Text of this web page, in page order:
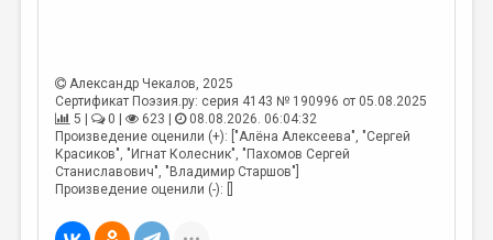
Александр Чекалов, 2025
Сертификат Поэзия.ру: серия 4143 № 190996 от 05.08.2025
5 |
0 | 623 |
08.08.2026. 06:04:32
Произведение оценили (+): ["Алёна Алексеева", "Сергей
Красиков", "Игнат Колесник", "Пахомов Сергей
Станиславович", "Владимир Старшов"]
Произведение оценили (-): []